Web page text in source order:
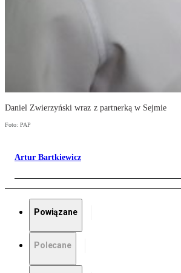
Daniel Zwierzyński wraz z partnerką w Sejmie
Foto: PAP
Artur Bartkiewicz
Powiązane
Polecane